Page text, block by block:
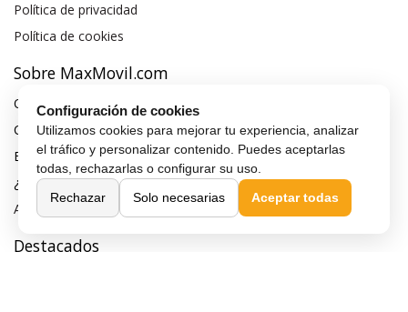
Política de privacidad
Política de cookies
Sobre MaxMovil.com
Quiénes somos
Contacta con nosotros
Blog
¿Quieres ser distribuidor?
Afiliación y publicidad
Destacados
Configuración de cookies
Utilizamos cookies para mejorar tu experiencia, analizar
el tráfico y personalizar contenido. Puedes aceptarlas
todas, rechazarlas o configurar su uso.
Rechazar
Solo necesarias Aceptar todas